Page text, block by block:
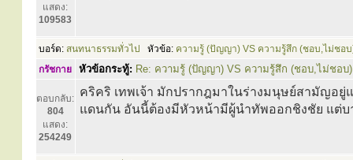
แสดง:
109583
บอร์ด: สนทนาธรรมทั่วไป หัวข้อ: ความรู้ (ปัญญา) VS ความรู้สึก (ชอบ,ไม่ชอ
กรัชกาย
หัวข้อกระทู้: Re: ความรู้ (ปัญญา) VS ความรู้สึก (ชอบ,ไม่ชอบ)
ตอบกลับ:
804
แสดง:
254249
คริคริ เทพเจ้า มักปรากฎมาในร่างมนุษย์สามัญอยู่
แดนกัน อันนี้ต้องมีหัวหน้ามีผู้นำทัพออกชิงชัย แต่บ